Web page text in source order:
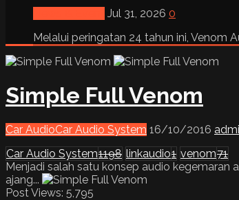
Jul 31, 2026 0
Melalui peringatan 24 tahun ini, Venom
Simple Full Venom
Car AudioCar Audio System 16/10/2016
Car Audio System1198 linkaudio1 venom71
Menjadi salah satu konsep audio kegemaran
ajang...
Post Views: 5,795